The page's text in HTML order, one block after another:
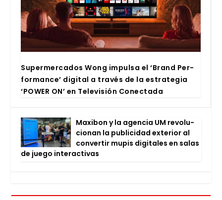
Super­mer­ca­dos Wong impul­sa el ‘Brand Per­
for­man­ce’ digi­tal a tra­vés de la estra­te­gia
‘POWER ON’ en Tele­vi­sión Conec­ta­da
Maxi­bon y la agen­cia UM revo­lu­
cio­nan la publi­ci­dad exte­rior al
con­ver­tir mupis digi­ta­les en salas
de jue­go inter­ac­ti­vas